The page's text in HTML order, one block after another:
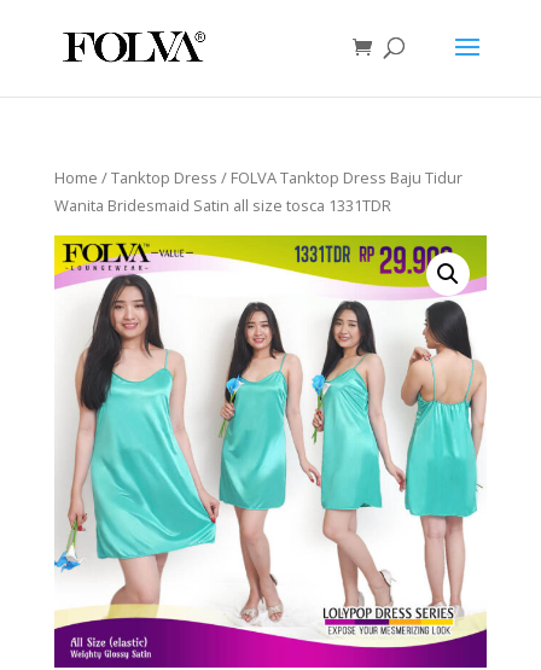
Home /Tanktop Dress / FOLVA Tanktop Dress Baju Tidur
Wanita Bridesmaid Satin all size tosca 1331TDR